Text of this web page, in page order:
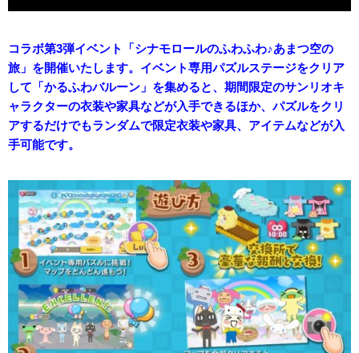
コラボ第3弾イベント「シナモロールのふわふわ♪あまつ空の
旅」を開催いたします。イベント専用パズルステージをクリア
して「かるふわバルーン」を集めると、期間限定のサンリオキ
ャラクターの衣装や家具などが入手できるほか、パズルをクリ
アするだけでもランダムで限定衣装や家具、アイテムなどが入
手可能です。